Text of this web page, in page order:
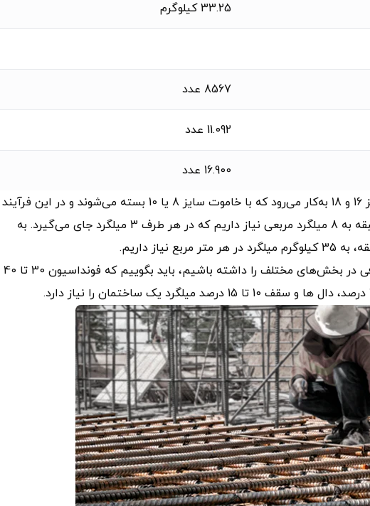
33.25 کیلوگرم
8567 عدد
11.092 عدد
16.900 عدد
موثر است. برای ساختمان یک طبقه به 8 میلگرد مربعی نیاز داریم که در هر طرف 3 میلگرد جای می‌گیرد. به
داریم.
به طور کلی اگر قصد تخمین درصد میلگرد مصرفی در بخش‌های مختلف را داشته باشیم، باید بگوییم که فونداسیون 30 تا 40